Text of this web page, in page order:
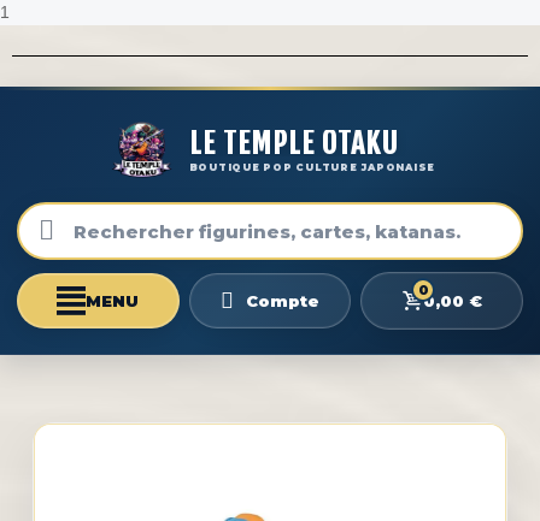
1
LE TEMPLE OTAKU
BOUTIQUE POP CULTURE JAPONAISE
Compte
0
0,00 €